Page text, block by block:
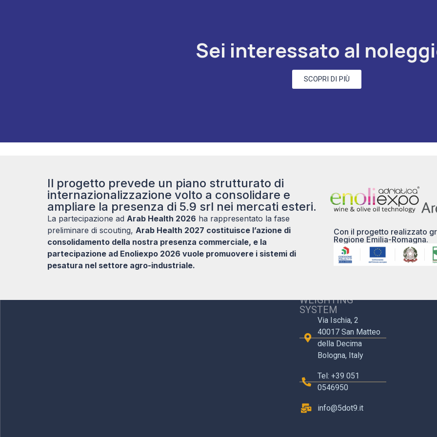
Sei interessato al
SCOPRI DI PIÙ
Il progetto prevede un piano strutturato di
internazionalizzazione volto a consolidare e
ampliare la presenza di 5.9 srl nei mercati esteri.
La partecipazione ad Arab Health 2026 ha rappresentato la fase
preliminare di scouting, Arab Health 2027 costituisce l’azione di
consolidamento della nostra presenza commerciale, e la
partecipazione ad Enoliexpo 2026 vuole promuovere i sistemi di
pesatura nel settore agro-industriale.
Con il progetto realizzato
Regione Emilia-Romagna.
WEIGHTING
SYSTEM
Via Ischia, 2
40017 San Matteo
della Decima
Bologna, Italy
Tel: +39 051
0546950
info@5dot9.it